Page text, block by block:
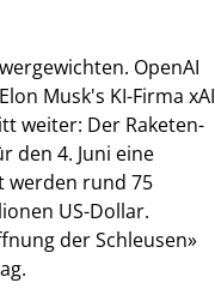
OpenAI
Musk's KI-Firma xAI
weiter: Der Raketen-
den 4. Juni eine
werden rund 75
US-Dollar.
der Schleusen»